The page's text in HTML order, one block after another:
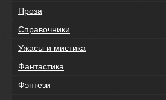
Проза
Справочники
Ужасы и мистика
Фантастика
Фэнтези